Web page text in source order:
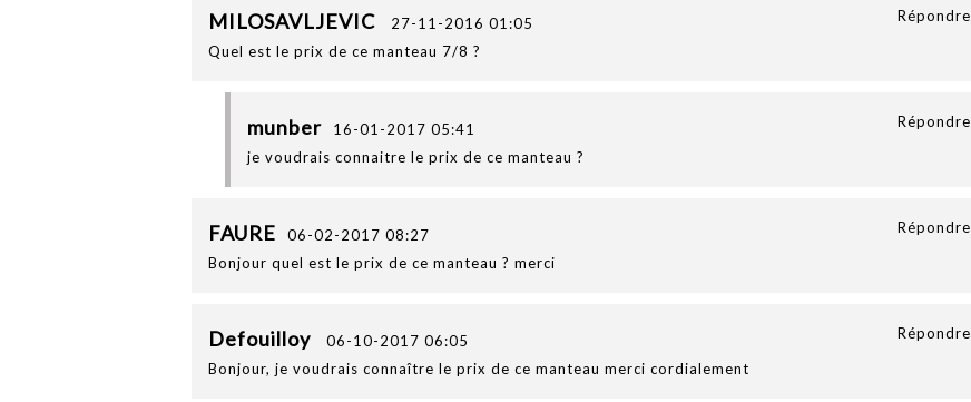
MILOSAVLJEVIC 27-11-2016 01:05
Répondre
Quel est le prix de ce manteau 7/8 ?
munber 16-01-2017 05:41
Répondre
je voudrais connaitre le prix de ce manteau ?
FAURE 06-02-2017 08:27
Répondre
Bonjour quel est le prix de ce manteau ? merci
Defouilloy 06-10-2017 06:05
Répondre
Bonjour, je voudrais connaître le prix de ce manteau merci cordialement